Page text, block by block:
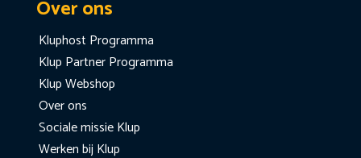
Over ons
Kluphost Programma
Klup Partner Programma
Klup Webshop
Over ons
Sociale missie Klup
Werken bij Klup